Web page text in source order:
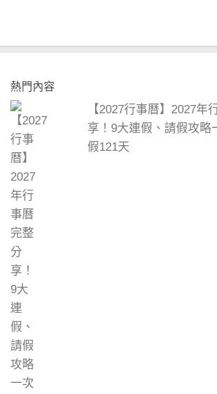
熱門內容
【2027行事曆】2027年
享！9大連假、請假攻略
假121天